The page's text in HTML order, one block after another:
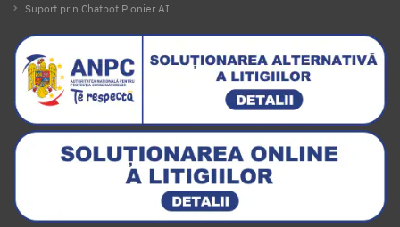
Suport prin Chatbot Pionier AI